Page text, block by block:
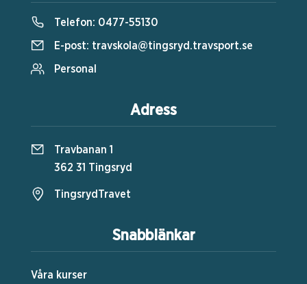
Snabblänkar
Våra kurser
Telefon: 0477-55130
E-post: travskola@tingsryd.travsport.se
Personal
Adress
Travbanan 1
362 31 Tingsryd
TingsrydTravet